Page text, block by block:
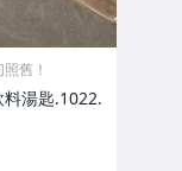
舊！
湯匙.1022.